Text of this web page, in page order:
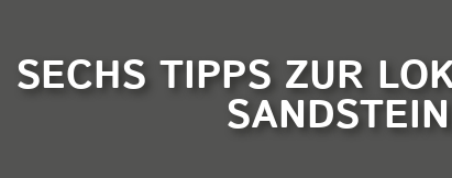
SECHS TIPPS ZUR